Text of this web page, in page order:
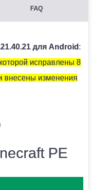
FAQ
для Android :
исправлены 8
внесены изменения
PE
ПЕСОК?